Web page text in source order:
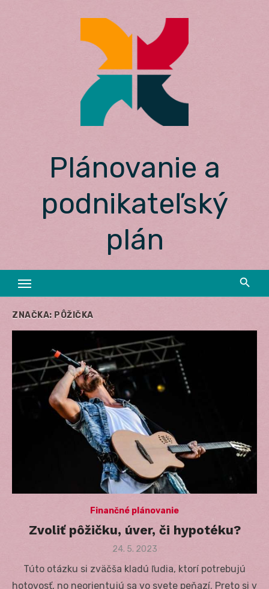
Plánovanie a
podnikateľský
plán
ZNAČKA: PÔŽIČKA
Finančné plánovanie
Zvoliť pôžičku, úver, či hypotéku?
Posted
24. 5. 2023
Túto otázku si zväčša kladú ľudia, ktorí potrebujú
hotovosť, no neorientujú sa vo svete peňazí. Preto si v